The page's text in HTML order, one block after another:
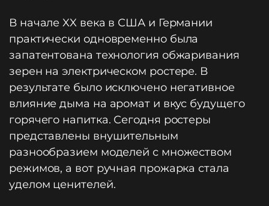
В начале XX века в США и Германии
практически одновременно была
запатентована технология обжаривания
зерен на электрическом ростере. В
результате было исключено негативное
влияние дыма на аромат и вкус будущего
горячего напитка. Сегодня ростеры
представлены внушительным
разнообразием моделей с множеством
режимов, а вот ручная прожарка стала
уделом ценителей.